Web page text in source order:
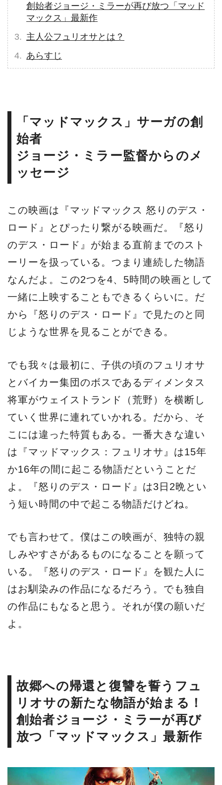
創始者ジョージ・ミラーが再び放つ「マッド
マックス」最新作
主人公フュリオサとは？
あらすじ
「マッドマックス」サーガの創
始者
ジョージ・ミラー監督からのメ
ッセージ
この映画は『マッドマックス 怒りのデス・
ロード』とぴったり繋がる映画だ。『怒り
のデス・ロード』が始まる直前までのスト
ーリーを扱っている。つまり連続した物語
なんだよ。この2つを4、5時間の映画として
一緒に上映することもできるくらいに。だ
から『怒りのデス・ロード』で見たのと同
じような世界を見ることができる。
でも我々は最初に、子供の頃のフュリオサ
とバイカー集団のボスであるディメンタス
将軍がウェイストランド（荒野）を横断し
ていく世界に連れていかれる。だから、そ
こには違った特質もある。一番大きな違い
は『マッドマックス：フュリオサ』は15年
か16年の間に起こる物語だということだ
よ。『怒りのデス・ロード』は3日2晩とい
う短い時間の中で起こる物語だけどね。
でも言わせて。僕はこの映画が、独特の親
しみやすさがあるものになることを願って
いる。『怒りのデス・ロード』を観た人に
はお馴染みの作品になるだろう。でも独自
の作品にもなると思う。それが僕の願いだ
よ。
故郷への帰還と復讐を誓うフュ
リオサの新たな物語が始まる！
創始者ジョージ・ミラーが再び
放つ「マッドマックス」最新作